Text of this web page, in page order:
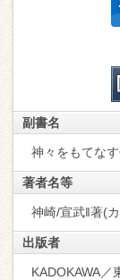
副書名
神々をもてな
著者名等
神崎/宣武‖著(
出版者
KADOKAWA／